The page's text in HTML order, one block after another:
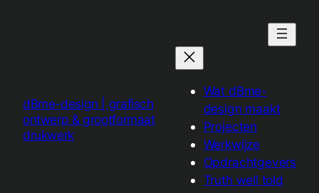
dBme-design | grafisch
ontwerp & grootformaat
drukwerk
Wat dBme-
design maakt
Projecten
Werkwijze
Opdrachtgevers
Truth well told